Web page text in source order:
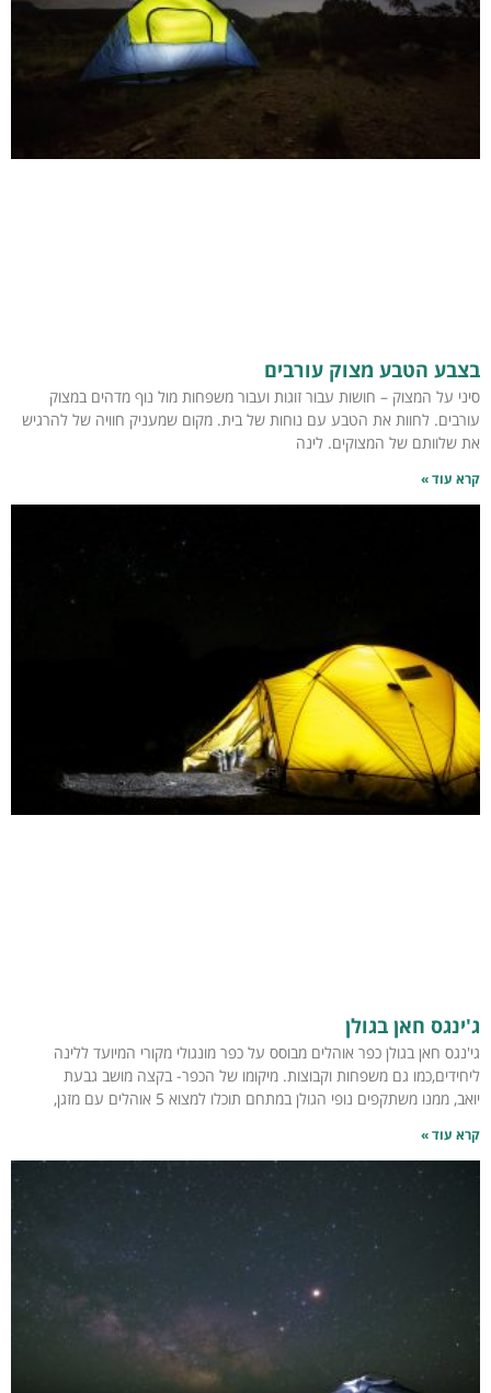
בצבע הטבע מצוק עורבים
סיני על המצוק – חושות עבור זוגות ועבור משפחות מול נוף מדהים במצוק
עורבים. לחוות את הטבע עם נוחות של בית. מקום שמעניק חוויה של להרגיש
את שלוותם של המצוקים. לינה
קרא עוד »
ג'ינגס חאן בגולן
גי'נגס חאן בגולן כפר אוהלים מבוסס על כפר מונגולי מקורי המיועד ללינה
ליחידים,כמו גם משפחות וקבוצות. מיקומו של הכפר- בקצה מושב גבעת
יואב, ממנו משתקפים נופי הגולן במתחם תוכלו למצוא 5 אוהלים עם מזגן,
קרא עוד »